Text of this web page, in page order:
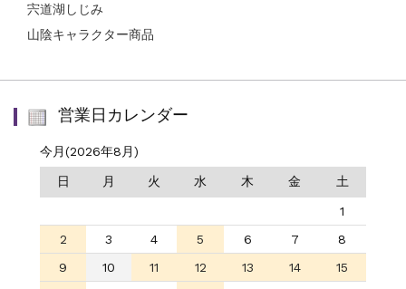
宍道湖しじみ
山陰キャラクター商品
営業日カレンダー
今月(2026年8月)
日 月 火 水 木 金 土
1
2
3 4 5 6 7
8
9
10 11 12 13 14
15